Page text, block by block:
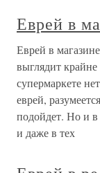
Еврей в
Еврей в
выглядит
супермаркете
еврей,
подойдет. Но и в
и даже в тех